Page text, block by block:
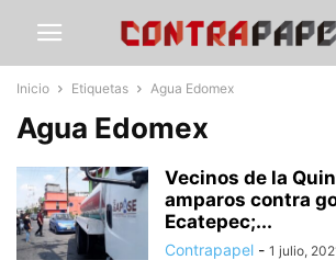
Inicio Etiquetas Agua Edomex
Agua Edomex
Vecinos de la
amparos contra
Ecatepec;...
Contrapapel - 1 julio,